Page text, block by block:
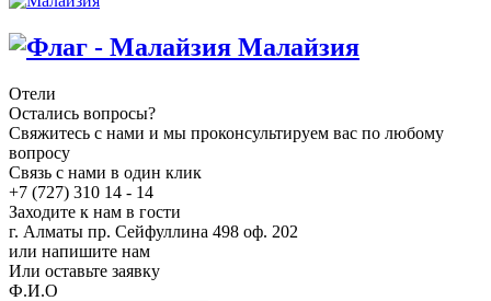
Малайзия
Отели
Остались вопросы?
Свяжитесь с нами и мы проконсультируем вас по любому
вопросу
Связь с нами в один клик
+7 (727) 310 14 - 14
Заходите к нам в гости
г. Алматы пр. Сейфуллина 498 оф. 202
или напишите нам
Или оставьте заявку
Ф.И.О